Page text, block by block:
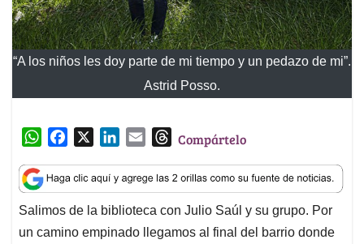
“A los niños les doy parte de mi tiempo y un pedazo de mi”.
Astrid Posso.
W
a
t
s
A
c
e
b
o
n
k
e
d
a
i
l
T
r
e
a
d
Compártelo
Salimos de la biblioteca con Julio Saúl y su grupo. Por
un camino empinado llegamos al final del barrio donde